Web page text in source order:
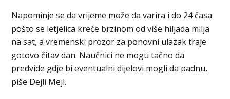
Napominje se da vrijeme može da varira i do 24 časa
pošto se letjelica kreće brzinom od više hiljada milja
na sat, a vremenski prozor za ponovni ulazak traje
gotovo čitav dan. Naučnici ne mogu tačno da
predvide gdje bi eventualni dijelovi mogli da padnu,
piše Dejli Mejl.